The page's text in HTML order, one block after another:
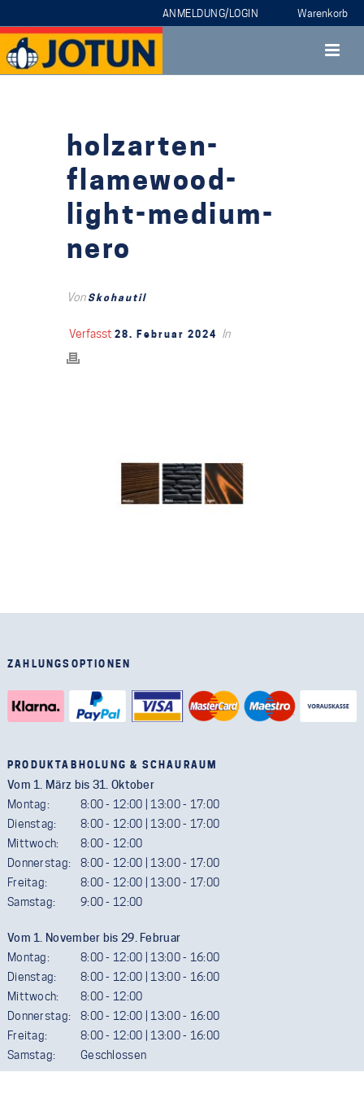
ANMELDUNG/LOGIN
holzarten-
flamewood-
light-medium-
nero
Von Skohautil
Verfasst 28. Februar 2024 In
ZAHLUNGSOPTIONEN
PRODUKTABHOLUNG & SCHAURAUM
Vom 1. März bis 31. Oktober
Montag:
8:00 - 12:00 | 13:00 - 17:00
Dienstag:
8:00 - 12:00 | 13:00 - 17:00
Mittwoch:
8:00 - 12:00
Donnerstag:
8:00 - 12:00 | 13:00 - 17:00
Freitag:
8:00 - 12:00 | 13:00 - 17:00
Samstag:
9:00 - 12:00
Vom 1. November bis 29. Februar
Montag:
8:00 - 12:00 | 13:00 - 16:00
Dienstag:
8:00 - 12:00 | 13:00 - 16:00
Mittwoch:
8:00 - 12:00
Donnerstag:
8:00 - 12:00 | 13:00 - 16:00
Freitag:
8:00 - 12:00 | 13:00 - 16:00
Samstag:
Geschlossen